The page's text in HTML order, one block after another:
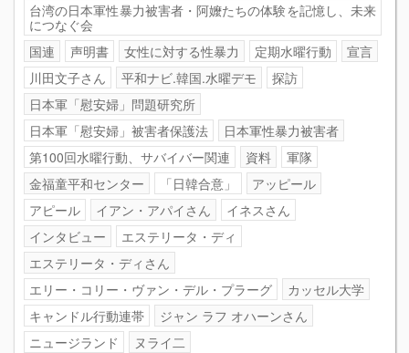
台湾の日本軍性暴力被害者・阿嬤たちの体験を記憶し、未来
につなぐ会
国連
声明書 女性に対する性暴力 定期水曜行動
宣言
川田文子さん
平和ナビ.韓国.水曜デモ
探訪
日本軍「慰安婦」問題研究所
日本軍「慰安婦」被害者保護法
日本軍性暴力被害者
第100回水曜行動、サバイバー関連
資料
軍隊
金福童平和センター
「日韓合意」
アッピール
アピール
イアン・アパイさん
イネスさん
インタビュー
エステリータ・ディ
エステリータ・ディさん
エリー・コリー・ヴァン・デル・プラーグ
カッセル大学
キャンドル行動連帯
ジャン ラフ オハーンさん
ニュージランド
ヌライ二